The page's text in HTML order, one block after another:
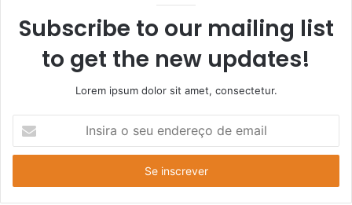
Subscribe to our mailing list
to get the new updates!
Lorem ipsum dolor sit amet, consectetur.
seu
de